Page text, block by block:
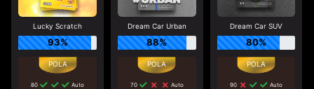
Lucky Scratch
93%
80
Auto
Dream Car Urban
88%
70
Auto
Dream Car SUV
80%
90
Auto